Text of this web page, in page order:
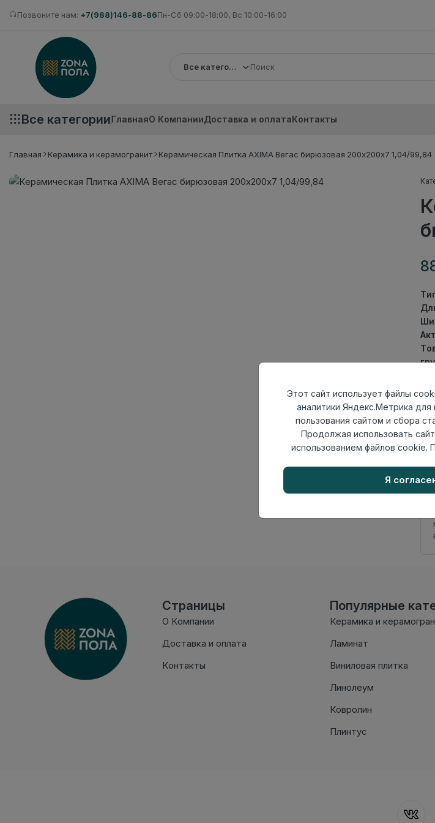
Позвоните нам: +7(988)146-88-86Пн-Сб 09:00-18:00, Вс 10:00-16:00
Все категории
Все категорииГлавнаяО КомпанииДоставка и оплатаКонтакты
Главная Керамика и керамогранит Керамическая Плитка AXIMA Вегас бирюзовая 200х200х7 1,04/99,84
Страницы
О Компании
Доставка и оплата
Контакты
Популярные
Керамика и
Ламинат
Виниловая плитка
Линолеум
Ковролин
Плинтус
Этот сайт использует файлы
аналитики Яндекс.Метрика
пользования сайтом и сбора
Продолжая использовать
использованием файлов cookie.
Я